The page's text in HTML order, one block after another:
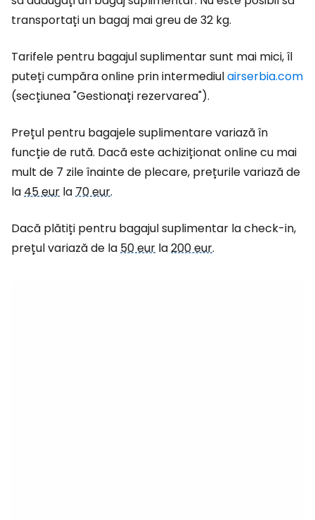
transportați un bagaj mai greu de 32 kg.
Tarifele pentru bagajul suplimentar sunt mai mici, îl
puteți cumpăra online prin intermediulairserbia.com
(secțiunea "Gestionați rezervarea").
Prețul pentru bagajele suplimentare variază în
funcție de rută. Dacă este achiziționat online cu mai
mult de 7 zile înainte de plecare, prețurile variază de
la45 eur la70 eur.
Dacă plătiți pentru bagajul suplimentar la check-in,
prețul variază de la50 eur la200 eur.